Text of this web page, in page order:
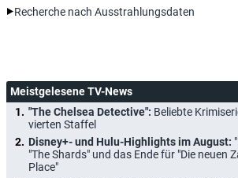
Recherche nach Ausstrahlungsdaten
Meistgelesene TV-News
"The Chelsea Detective": Beliebte
vierten Staffel
Disney+- und Hulu-Highlights im August:
"The Shards" und das Ende für "Die neuen
Place"